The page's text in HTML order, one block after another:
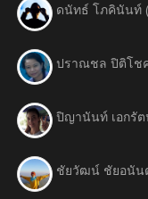
ดนัทธ์ โภคินันท์
ปราณชล ปิติโช
ปิญานันท์ เอกรั
ชัยวัฒน์ ชัยอนัน